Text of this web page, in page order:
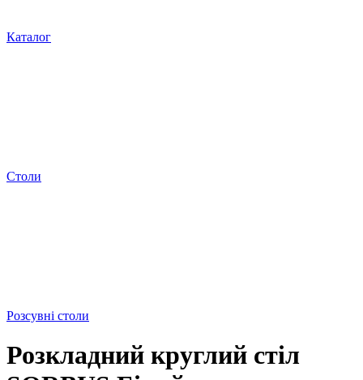
Каталог
Столи
Розсувні столи
Розкладний круглий стіл